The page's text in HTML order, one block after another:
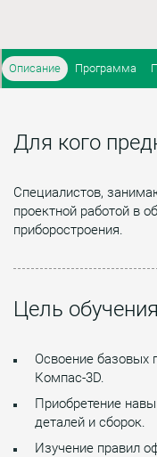
Описание Программа
Для кого
Специалистов,
проектной работой в
приборостроения.
Цель обучения
Освоение базовых
Компас-3D.
Приобретение
деталей и сборок.
Изучение правил